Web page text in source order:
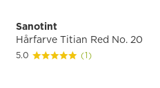
Sanotint
Hårfarve Titian Red No. 20
5.0 (1)